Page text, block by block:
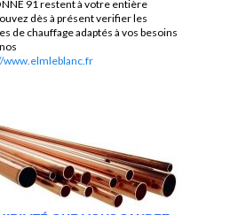
91 restent à votre entière
dès à présent verifier les
de chauffage adaptés à vos besoins
www.elmleblanc.fr